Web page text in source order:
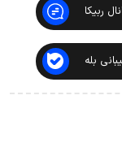
ربیکا
بله